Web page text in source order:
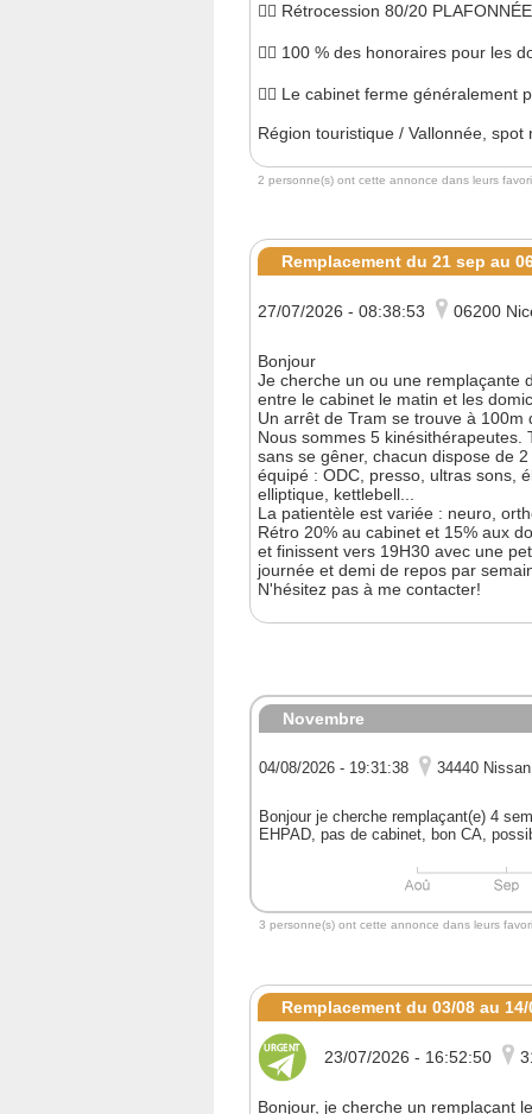
👉🏻 Rétrocession 80/20
👉🏻 100 % des honoraires pour les
👉🏻 Le cabinet ferme généralement
Région touristique / Vallonnée, spot
2 personne(s) ont cette annonce dans leurs
Remplacement du 21 sep au
27/07/2026 - 08:38:53 06200
Bonjour
Je cherche un ou une remplaçante
entre le cabinet le matin et les
Un arrêt de Tram se trouve à 100m
Nous sommes 5
sans se gêner, chacun dispose de
équipé : ODC, presso, ultras sons,
elliptique, kettlebell...
La patientèle est variée : neuro,
Rétro 20% au cabinet et 15% aux
et finissent vers 19H30 avec une
journée et demi de repos par
N'hésitez pas à me contacter!
Novembre
04/08/2026 - 19:31:38 34440
Bonjour je cherche remplaçant(e) 4
EHPAD, pas de cabinet, bon CA,
3 personne(s) ont cette annonce dans leurs
Remplacement du 03/08 au 14/
23/07/2026 - 16:52:50
Bonjour, je cherche un remplaçant